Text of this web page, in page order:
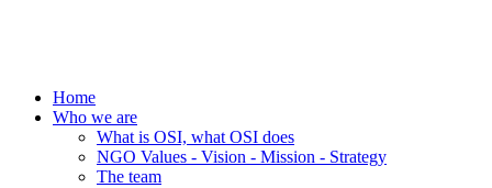
Home
Who we are
What is OSI, what OSI does
NGO Values - Vision - Mission - Strategy
The team